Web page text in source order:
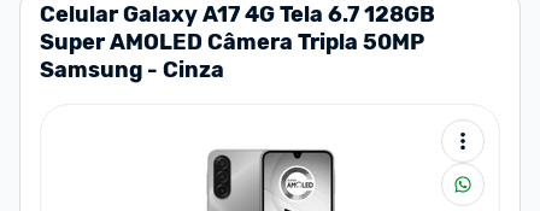
Celular Galaxy A17 4G Tela 6.7 128GB
Super AMOLED Câmera Tripla 50MP
Samsung - Cinza